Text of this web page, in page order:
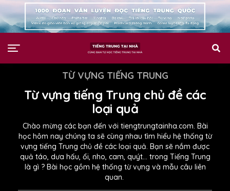
TỪ VỰNG TIẾNG TRUNG
Từ vựng tiếng Trung chủ đề các
loại quả
Chào mừng các bạn đến với tiengtrungtainha.com. Bài
học hôm nay chúng ta sẽ cùng nhau tìm hiểu hệ thống từ
vựng tiếng Trung chủ đề các loại quả. Bạn sẽ nắm được
quả táo, dưa hấu, ổi, nho, cam, quýt… trong Tiếng Trung
là gì ? Bài học gồm hệ thống từ vựng và mẫu câu liên
quan.